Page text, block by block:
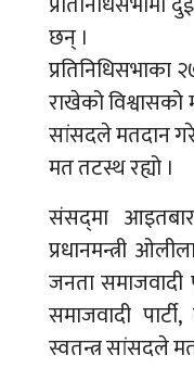
छन् ।
राखेको विश्वासको
सांसदले मतदान
मत तटस्थ रह्यो ।
संसद्‌मा
प्रधानमन्त्री
जनता समाजवादी
समाजवादी
स्वतन्त्र सांसदले